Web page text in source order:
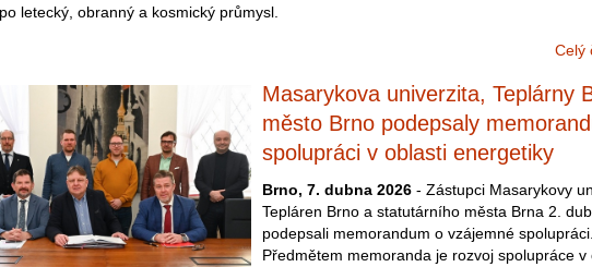
letecký, obranný a kosmický průmysl.
Celý
Masarykova univerzita, Teplárny
město Brno podepsaly
spolupráci v oblasti energetiky
Brno, 7. dubna 2026 - Zástupci Masarykovy
Tepláren Brno a statutárního města Brna 2.
podepsali memorandum o vzájemné spolupráci.
Předmětem memoranda je rozvoj spolupráce v